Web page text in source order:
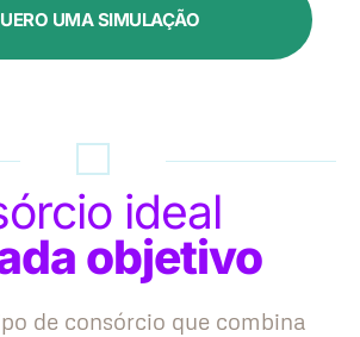
UMA SIMULAÇÃO
ideal
objetivo
de consórcio que combina